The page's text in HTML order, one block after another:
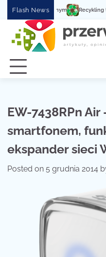
content
Flash News Recykling
EW-7438RPn Air
smartfonem,
ekspander sieci
Posted on 5 grudnia 2014